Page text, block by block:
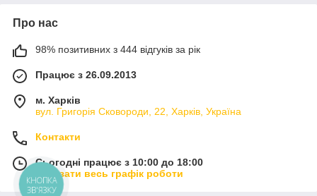
Про нас
98% позитивних з 444 відгуків за рік
Працює з 26.09.2013
м. Харків
вул. Григорія Сковороди, 22, Харків, Україна
Контакти
Сьогодні працює з 10:00 до 18:00
Показати весь графік роботи
КНОПКА
ЗВ'ЯЗКУ